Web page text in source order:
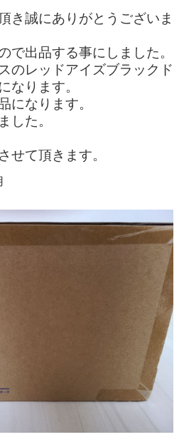
き誠にありがとうございま
で出品する事にしました。
のレッドアイズブラックド
なります。
になります。
した。
せて頂きます。